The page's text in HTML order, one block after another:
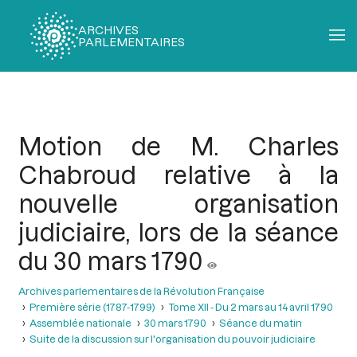
ARCHIVES
PARLEMENTAIRES
Motion de M. Charles
Chabroud relative à la
nouvelle organisation
judiciaire, lors de la séance
du 30 mars 1790
Archives parlementaires de la Révolution Française
Première série (1787-1799)
Tome XII - Du 2 mars au 14 avril 1790
Assemblée nationale
30 mars 1790
Séance du matin
Suite de la discussion sur l'organisation du pouvoir judiciaire